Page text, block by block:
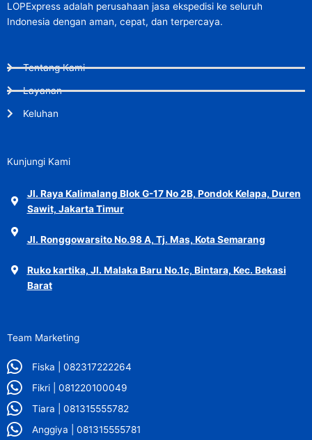
LOPExpress adalah perusahaan jasa ekspedisi ke seluruh
Indonesia dengan aman, cepat, dan terpercaya.
Tentang Kami
Layanan
Keluhan
Kunjungi Kami
Jl. Raya Kalimalang Blok G-17 No 2B, Pondok Kelapa, Duren
Sawit, Jakarta Timur
Jl. Ronggowarsito No.98 A, Tj. Mas, Kota Semarang
Ruko kartika, Jl. Malaka Baru No.1c, Bintara, Kec. Bekasi
Barat
Team Marketing
Fiska | 082317222264
Fikri | 081220100049
Tiara | 081315555782
Anggiya | 081315555781